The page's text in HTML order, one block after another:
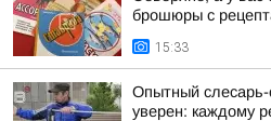
брошюры с
15:33
Опытный слесарь-
уверен: каждому